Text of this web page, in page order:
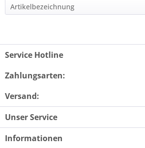
Service Hotline
Zahlungsarten:
Versand:
Unser Service
Informationen